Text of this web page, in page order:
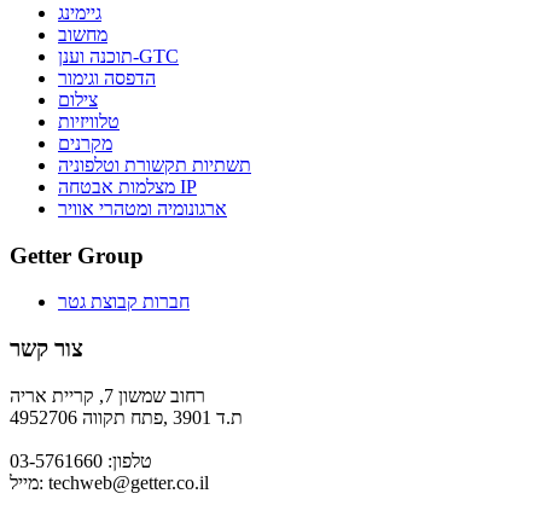
גיימינג
מחשוב
תוכנה וענן-GTC
הדפסה וגימור
צילום
טלוויזיות
מקרנים
תשתיות תקשורת וטלפוניה
מצלמות אבטחה IP
ארגונומיה ומטהרי אוויר
Getter Group
חברות קבוצת גטר
צור קשר
רחוב שמשון 7, קריית אריה
ת.ד 3901 ,פתח תקווה 4952706
טלפון: 03-5761660
מייל: techweb@getter.co.il